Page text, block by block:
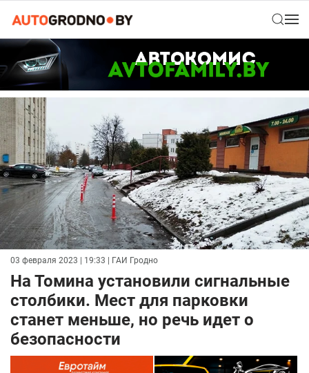
03 февраля 2023 | 19:33 | ГАИ Гродно
На Томина установили сигнальные
столбики. Мест для парковки
станет меньше, но речь идет о
безопасности